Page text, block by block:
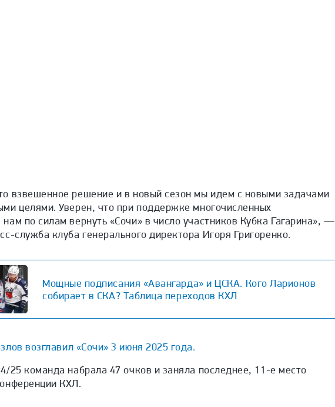
взвешенное решение и в новый сезон мы идем с новыми задачами
целями. Уверен, что при поддержке многочисленных
по силам вернуть «Сочи» в число участников Кубка Гагарина», —
служба клуба генерального директора Игоря Григоренко.
Мощные подписания «Авангарда» и ЦСКА. Кого Ларионов
собирает в СКА? Таблица переходов КХЛ
возглавил «Сочи» 3 июня 2025 года.
25 команда набрала 47 очков и заняла последнее, 11-е место
КХЛ.